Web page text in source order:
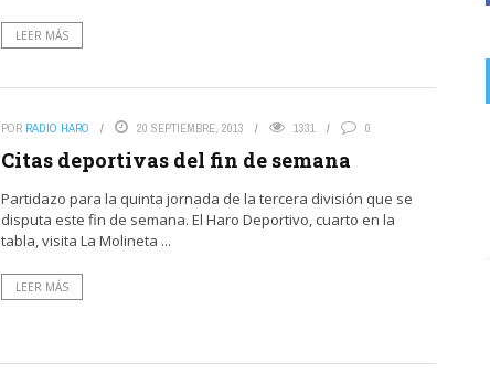
LEER MÁS
POR RADIO HARO 20 SEPTIEMBRE, 2013 1331 0
Citas deportivas del fin de semana
Partidazo para la quinta jornada de la tercera división que se
disputa este fin de semana. El Haro Deportivo, cuarto en la
tabla, visita La Molineta ...
LEER MÁS